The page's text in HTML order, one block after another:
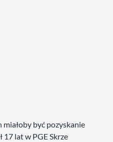
być pozyskanie
17 lat w PGE Skrze